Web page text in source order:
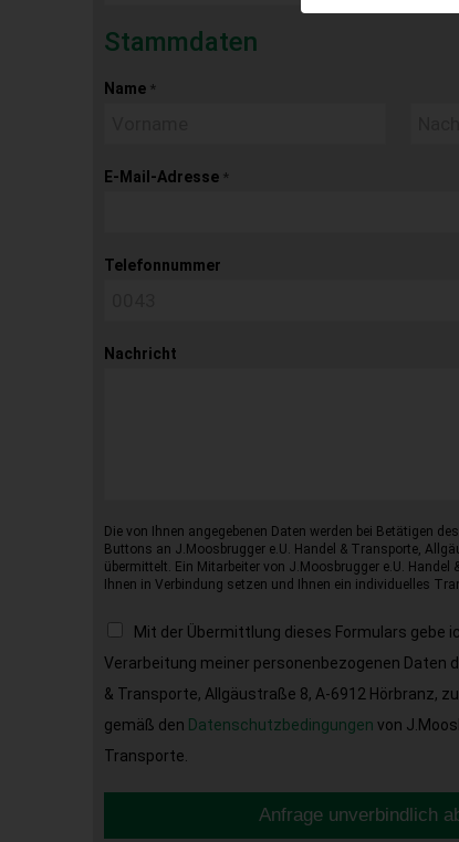
Stammdaten
Name *
E-Mail-Adresse *
Telefonnummer
Nachricht
Die von Ihnen angegebenen Daten werden bei Betätigen
Buttons an J.Moosbrugger e.U. Handel & Transporte,
übermittelt. Ein Mitarbeiter von J.Moosbrugger e.U.
Ihnen in Verbindung setzen und Ihnen ein individuelles
Mit der Übermittlung dieses Formulars gebe
Verarbeitung meiner personenbezogenen Daten
& Transporte, Allgäustraße 8, A-6912 Hörbranz,
gemäß den Datenschutzbedingungen von
Transporte.
Anfrage unverbindlich